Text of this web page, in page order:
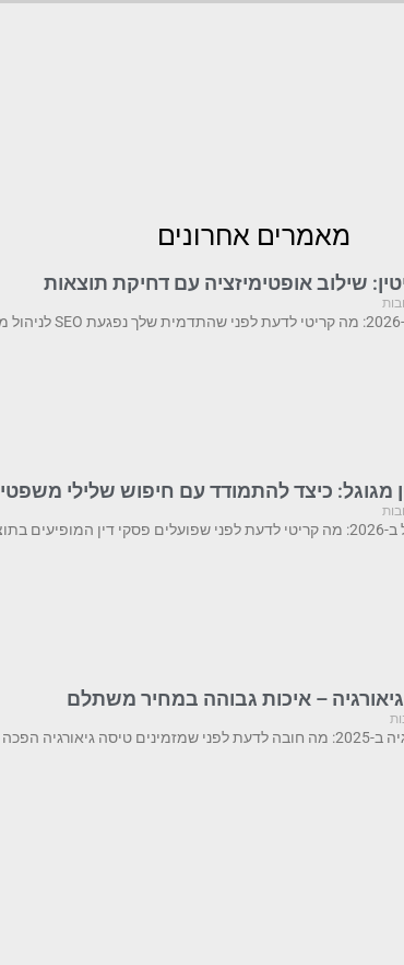
מאמרים אחרונים
מגוגל: כיצד להתמודד עם חיפוש שלילי משפטי
החיפוש
– איכות גבוהה במחיר משתלם
האחרונות ליעד